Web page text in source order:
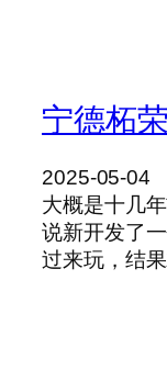
宁德柘
2025-05-04
大概是十几
说新开发了
过来玩，结